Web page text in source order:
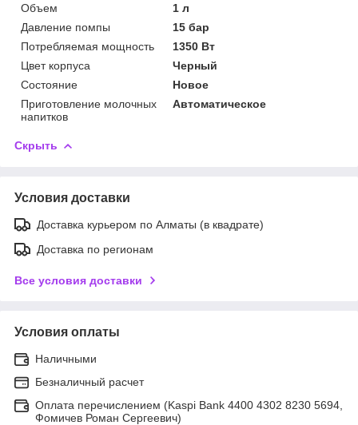
Объем
1 л
Давление помпы
15 бар
Потребляемая мощность
1350 Вт
Цвет корпуса
Черный
Состояние
Новое
Приготовление молочных
напитков
Автоматическое
Скрыть
Условия доставки
Доставка курьером по Алматы (в квадрате)
Доставка по регионам
Все условия доставки
Условия оплаты
Наличными
Безналичный расчет
Оплата перечислением (Kaspi Bank 4400 4302 8230 5694,
Фомичев Роман Сергеевич)